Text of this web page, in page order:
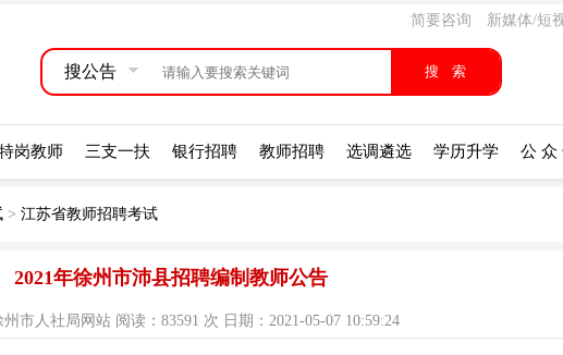
简要咨询 新媒体/短
搜公告
岗教师 三支一扶 银行招聘 教师招聘 选调遴选 学历升学 公 众
> 江苏省教师招聘考试
2021年徐州市沛县招聘编制教师公告
市人社局网站 阅读：83591 次 日期：2021-05-07 10:59:24